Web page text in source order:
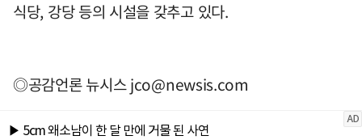
식당, 강당 등의 시설을 갖추고 있다.
◎공감언론 뉴시스jco@newsis.com